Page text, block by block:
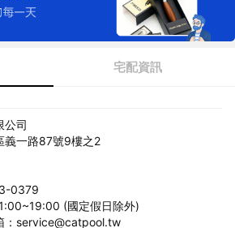
宅配資訊
公司
義一路87號9樓之2
0379
(國定假日除外)
：service@catpool.tw